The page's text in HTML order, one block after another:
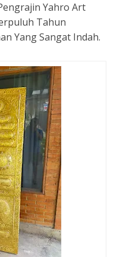
Yahro Art
Tahun
Yang Sangat Indah.